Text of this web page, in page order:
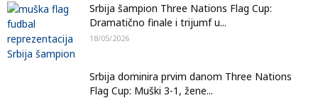
Srbija šampion Three Nations Flag Cup:
Dramatično finale i trijumf u...
18/05/2026
Srbija dominira prvim danom Three Nations
Flag Cup: Muški 3-1, žene...